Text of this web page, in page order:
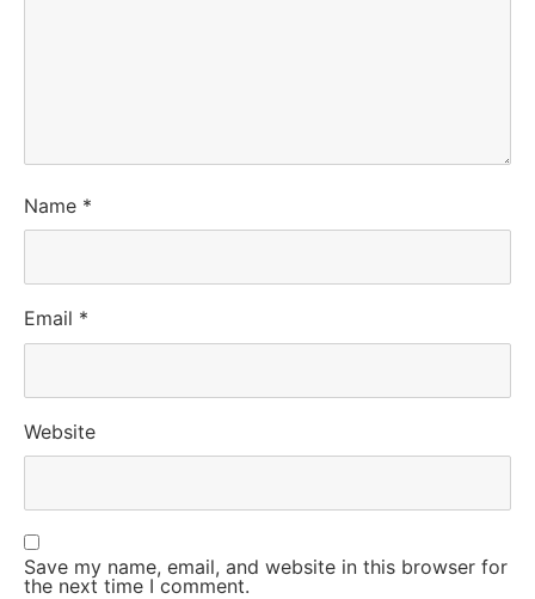
Name *
Email *
Website
Save my name, email, and website in this browser for
the next time I comment.